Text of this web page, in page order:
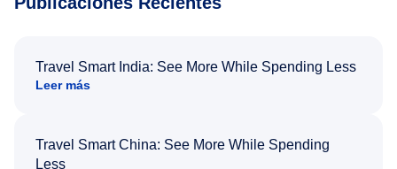
Travel Smart India: See More While Spending Less
Leer más
Travel Smart China: See More While Spending
Less